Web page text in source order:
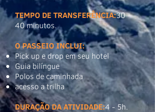
TEMPO DE TRANSFERÊNCIA:30 -
40 minutos.
O PASSEIO INCLUI:
Pick up e drop em seu hotel
Guia bilíngue
Polos de caminhada
acesso a trilha
DURAÇÃO DA ATIVIDADE:4 - 5h.